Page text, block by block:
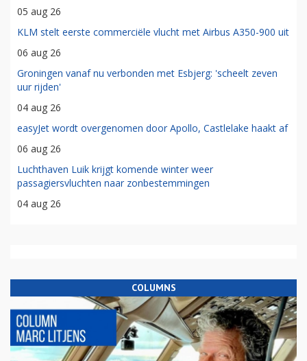
05 aug 26
KLM stelt eerste commerciële vlucht met Airbus A350-900 uit
06 aug 26
Groningen vanaf nu verbonden met Esbjerg: 'scheelt zeven
uur rijden'
04 aug 26
easyJet wordt overgenomen door Apollo, Castlelake haakt af
06 aug 26
Luchthaven Luik krijgt komende winter weer
passagiersvluchten naar zonbestemmingen
04 aug 26
COLUMNS